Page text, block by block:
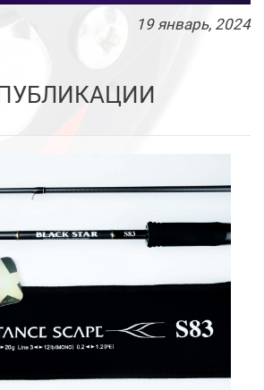
19январь, 2024